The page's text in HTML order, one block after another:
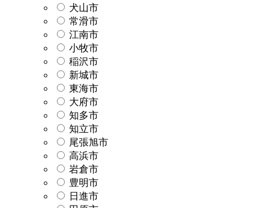
犬山市
常滑市
江南市
小牧市
稲沢市
新城市
東海市
大府市
知多市
知立市
尾張旭市
高浜市
岩倉市
豊明市
日進市